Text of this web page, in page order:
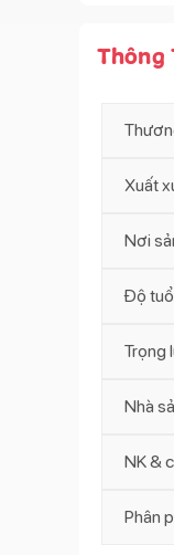
Thông
Xuất
Nơi
Độ
Trọng
Nhà
NK &
Phân